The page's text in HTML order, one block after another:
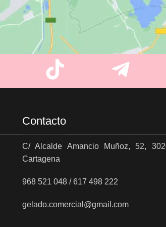
Contacto
C/ Alcalde Amancio Muñoz, 52,
Cartagena
968 521 048 / 617 498 222
gelado.comercial@gmail.com